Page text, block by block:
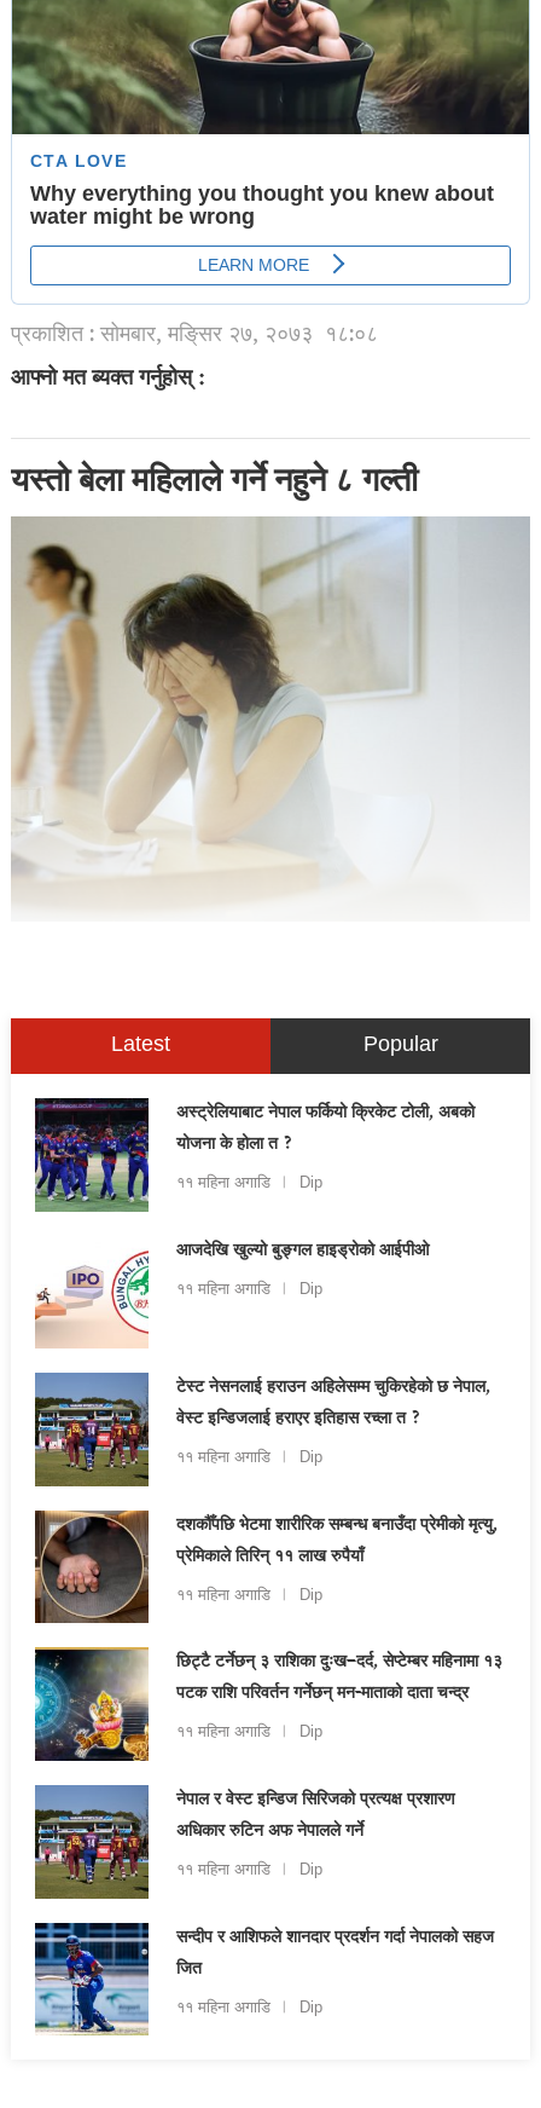
प्रकाशित : सोमबार, मङि्सर २७, २०७३ १८:०८
आफ्नो मत ब्यक्त गर्नुहोस् :
यस्तो बेला महिलाले गर्ने नहुने ८ गल्ती
Latest Popular
अस्ट्रेलियाबाट नेपाल फर्कियो क्रिकेट टोली, अबको
योजना के होला त ?
११ महिना अगाडि Dip
आजदेखि खुल्यो बुङ्गल हाइड्रोको आईपीओ
११ महिना अगाडि Dip
टेस्ट नेसनलाई हराउन अहिलेसम्म चुकिरहेको छ नेपाल,
वेस्ट इन्डिजलाई हराएर इतिहास रच्ला त ?
११ महिना अगाडि Dip
दशकौँपछि भेटमा शारीरिक सम्बन्ध बनाउँदा प्रेमीको मृत्यु,
प्रेमिकाले तिरिन् ११ लाख रुपैयाँ
११ महिना अगाडि Dip
छिट्टै टर्नेछन् ३ राशिका दुःख–दर्द, सेप्टेम्बर महिनामा १३
पटक राशि परिवर्तन गर्नेछन् मन-माताको दाता चन्द्र
११ महिना अगाडि Dip
नेपाल र वेस्ट इन्डिज सिरिजको प्रत्यक्ष प्रशारण
अधिकार रुटिन अफ नेपालले गर्ने
११ महिना अगाडि Dip
सन्दीप र आशिफले शानदार प्रदर्शन गर्दा नेपालको सहज
जित
११ महिना अगाडि Dip